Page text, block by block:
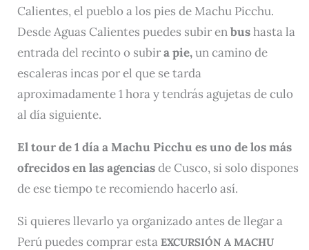
Calientes, el pueblo a los pies de Machu Picchu.
Desde Aguas Calientes puedes subir enbushasta la
entrada del recinto o subira pie,un camino de
escaleras incas por el que se tarda
aproximadamente 1 hora y tendrás agujetas de culo
al día siguiente.
El tour de 1 día a Machu Picchu es uno de los más
ofrecidos en las agenciasde Cusco, si solo dispones
de ese tiempo te recomiendo hacerlo así.
Si quieres llevarlo ya organizado antes de llegar a
Perú puedes comprar esta EXCURSIÓN A MACHU